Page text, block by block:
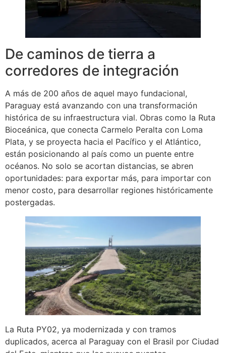
De caminos de tierra a
corredores de integración
A más de 200 años de aquel mayo fundacional,
Paraguay está avanzando con una transformación
histórica de su infraestructura vial. Obras como la Ruta
Bioceánica, que conecta Carmelo Peralta con Loma
Plata, y se proyecta hacia el Pacífico y el Atlántico,
están posicionando al país como un puente entre
océanos. No solo se acortan distancias, se abren
oportunidades: para exportar más, para importar con
menor costo, para desarrollar regiones históricamente
postergadas.
La Ruta PY02, ya modernizada y con tramos
duplicados, acerca al Paraguay con el Brasil por Ciudad